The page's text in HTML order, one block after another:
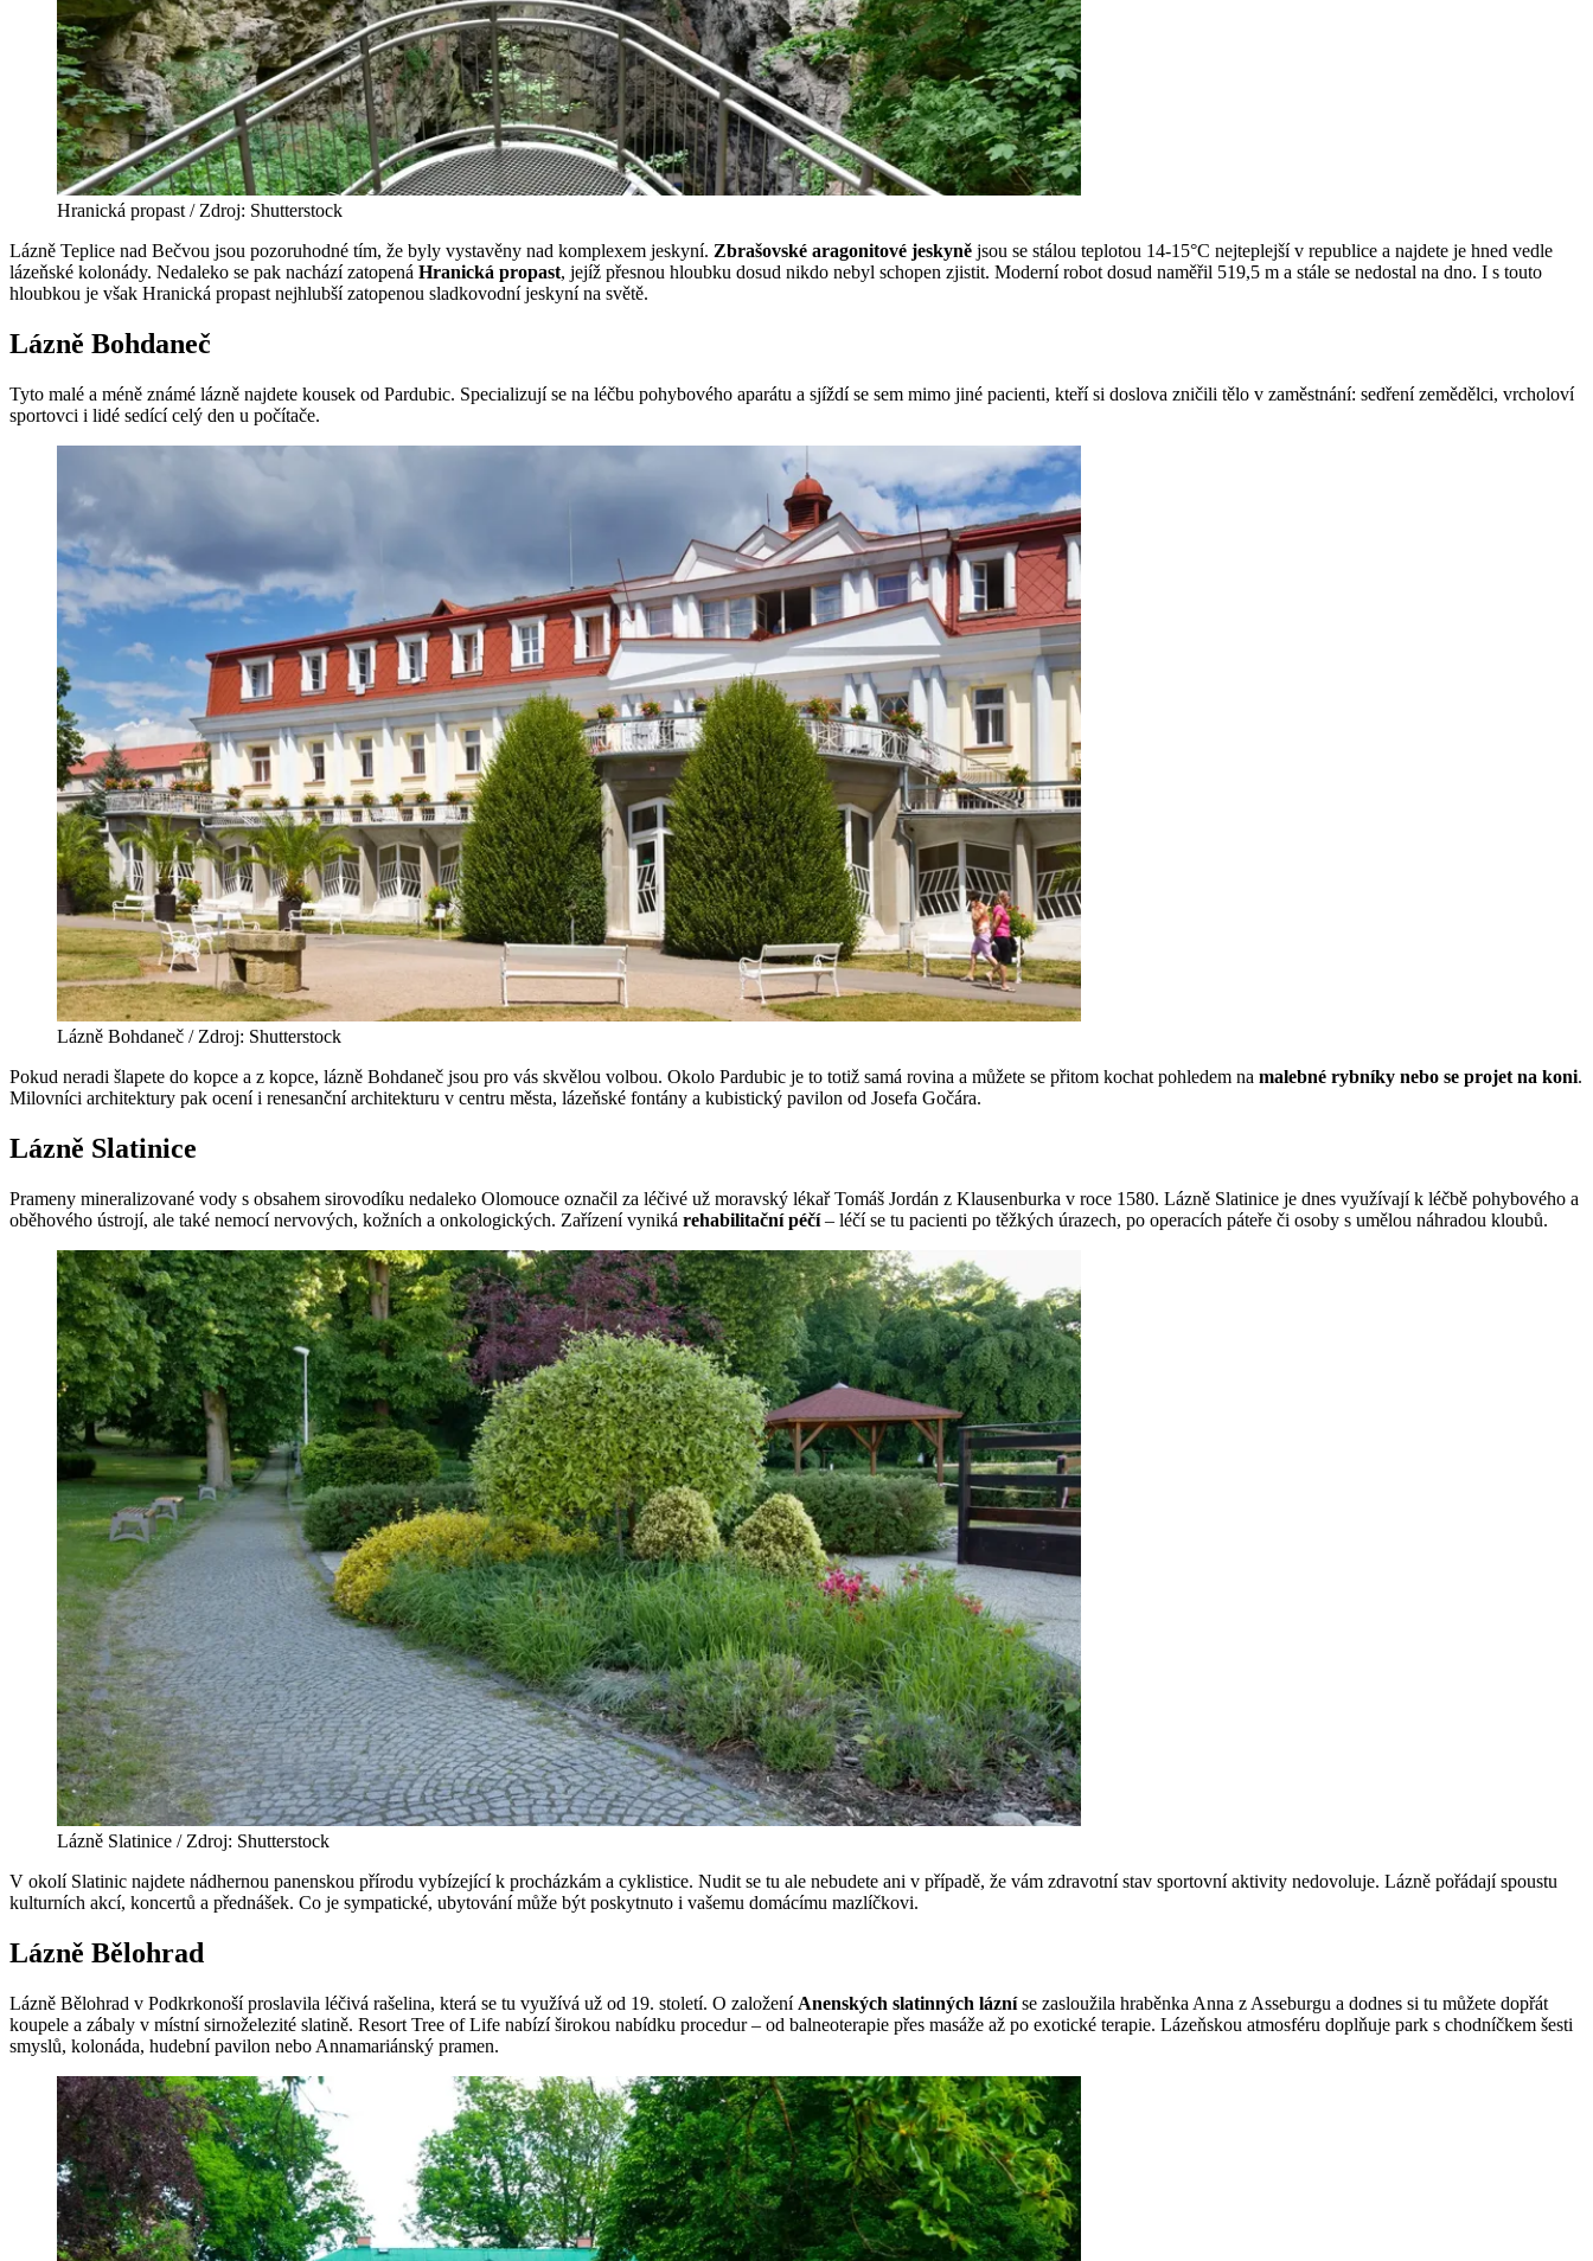
Hranická propast / Zdroj: Shutterstock
Lázně Teplice nad Bečvou jsou pozoruhodné tím, že byly vystavěny nad komplexem jeskyní. Zbrašovské aragonitové jeskyně jsou se stálou teplotou 14-15°C nejteplejší v republice a najdete je hned vedle
lázeňské kolonády. Nedaleko se pak nachází zatopená Hranická propast, jejíž přesnou hloubku dosud nikdo nebyl schopen zjistit. Moderní robot dosud naměřil 519,5 m a stále se nedostal na dno. I s touto
hloubkou je však Hranická propast nejhlubší zatopenou sladkovodní jeskyní na světě.
Lázně Bohdaneč
Tyto malé a méně známé lázně najdete kousek od Pardubic. Specializují se na léčbu pohybového aparátu a sjíždí se sem mimo jiné pacienti, kteří si doslova zničili tělo v zaměstnání: sedření zemědělci, vrcholoví
sportovci i lidé sedící celý den u počítače.
Lázně Bohdaneč / Zdroj: Shutterstock
Pokud neradi šlapete do kopce a z kopce, lázně Bohdaneč jsou pro vás skvělou volbou. Okolo Pardubic je to totiž samá rovina a můžete se přitom kochat pohledem na malebné rybníky nebo se projet na koni.
Milovníci architektury pak ocení i renesanční architekturu v centru města, lázeňské fontány a kubistický pavilon od Josefa Gočára.
Lázně Slatinice
Prameny mineralizované vody s obsahem sirovodíku nedaleko Olomouce označil za léčivé už moravský lékař Tomáš Jordán z Klausenburka v roce 1580. Lázně Slatinice je dnes využívají k léčbě pohybového a
oběhového ústrojí, ale také nemocí nervových, kožních a onkologických. Zařízení vyniká rehabilitační péčí– léčí se tu pacienti po těžkých úrazech, po operacích páteře či osoby s umělou náhradou kloubů.
Lázně Slatinice / Zdroj: Shutterstock
V okolí Slatinic najdete nádhernou panenskou přírodu vybízející k procházkám a cyklistice. Nudit se tu ale nebudete ani v případě, že vám zdravotní stav sportovní aktivity nedovoluje. Lázně pořádají spoustu
kulturních akcí, koncertů a přednášek. Co je sympatické, ubytování může být poskytnuto i vašemu domácímu mazlíčkovi.
Lázně Bělohrad
Lázně Bělohrad v Podkrkonoší proslavila léčivá rašelina, která se tu využívá už od 19. století. O založení Anenských slatinných lázníse zasloužila hraběnka Anna z Asseburgu a dodnes si tu můžete dopřát
koupele a zábaly v místní sirnoželezité slatině. Resort Tree of Life nabízí širokou nabídku procedur – od balneoterapie přes masáže až po exotické terapie. Lázeňskou atmosféru doplňuje park s chodníčkem šesti
smyslů, kolonáda, hudební pavilon nebo Annamariánský pramen.